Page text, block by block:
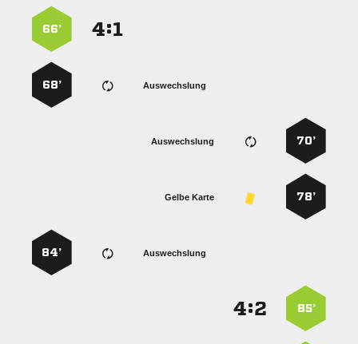
:
66’
Auswechslung
68’
70’
Auswechslung
78’
Gelbe Karte
Auswechslung
84’
85’
: